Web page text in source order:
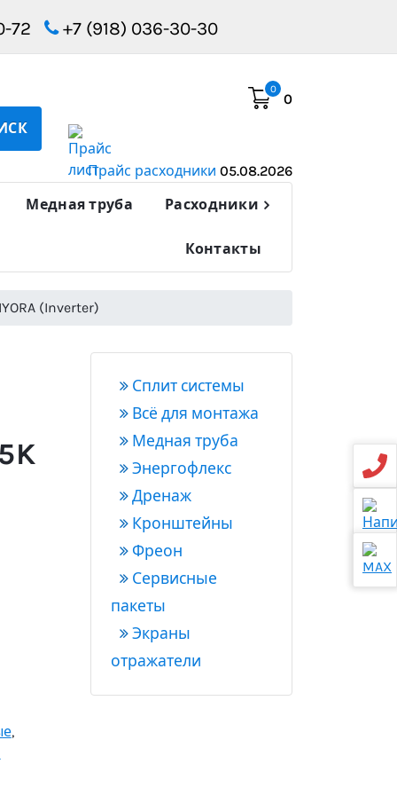
72 +7 (918) 036-30-30
0
0
Прайс расходники 05.08.2026
Медная труба
Расходники
Контакты
(Inverter)
,
Сплит системы
Всё для монтажа
Медная труба
Энергофлекс
Дренаж
Кронштейны
Фреон
Сервисные
пакеты
Экраны
отражатели